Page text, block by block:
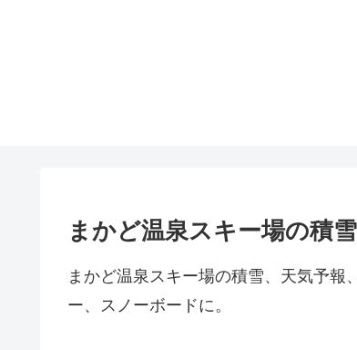
まかど温泉スキー場の積
まかど温泉スキー場の積雪、天気予報
ー、スノーボードに。